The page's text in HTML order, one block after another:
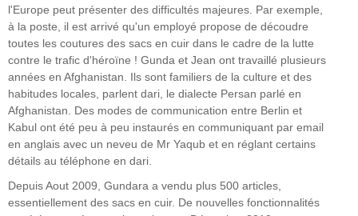
l'Europe peut présenter des difficultés majeures. Par exemple,
à la poste, il est arrivé qu'un employé propose de découdre
toutes les coutures des sacs en cuir dans le cadre de la lutte
contre le trafic d'héroïne ! Gunda et Jean ont travaillé plusieurs
années en Afghanistan. Ils sont familiers de la culture et des
habitudes locales, parlent dari, le dialecte Persan parlé en
Afghanistan. Des modes de communication entre Berlin et
Kabul ont été peu à peu instaurés en communiquant par email
en anglais avec un neveu de Mr Yaqub et en réglant certains
détails au téléphone en dari.
Depuis Aout 2009, Gundara a vendu plus 500 articles,
essentiellement des sacs en cuir. De nouvelles fonctionnalités